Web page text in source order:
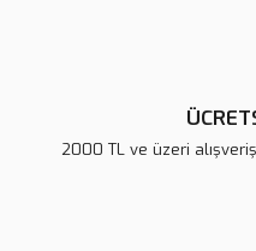
2000 TL ve üzeri